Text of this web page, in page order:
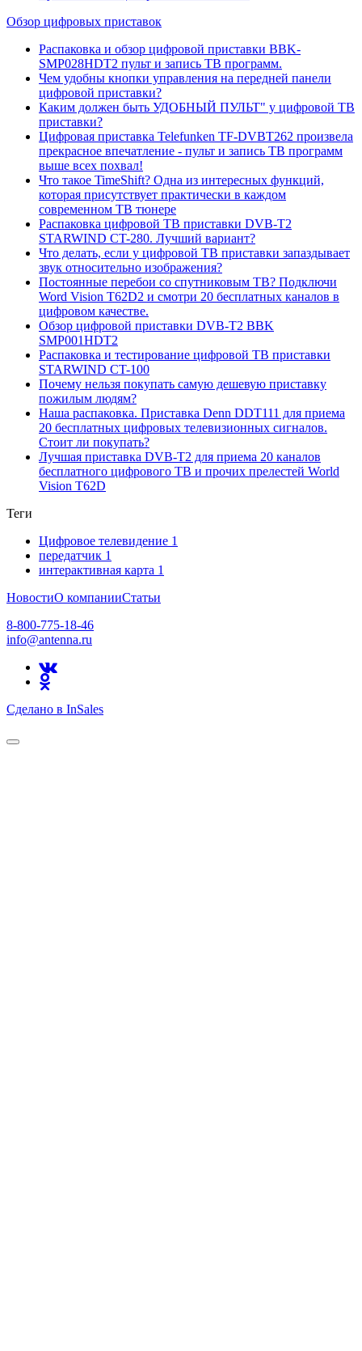
Обзор цифровых приставок
Распаковка и обзор цифровой приставки BBK-
SMP028HDT2 пульт и запись ТВ программ.
Чем удобны кнопки управления на передней панели
цифровой приставки?
Каким должен быть УДОБНЫЙ ПУЛЬТ" у цифровой ТВ
приставки?
Цифровая приставка Telefunken TF-DVBT262 произвела
прекрасное впечатление - пульт и запись ТВ программ
выше всех похвал!
Что такое TimeShift? Одна из интересных функций,
которая присутствует практически в каждом
современном ТВ тюнере
Распаковка цифровой ТВ приставки DVB-T2
STARWIND CT-280. Лучший вариант?
Что делать, если у цифровой ТВ приставки запаздывает
звук относительно изображения?
Постоянные перебои со спутниковым ТВ? Подключи
Word Vision T62D2 и смотри 20 бесплатных каналов в
цифровом качестве.
Обзор цифровой приставки DVB-T2 BBK
SMP001HDT2
Распаковка и тестирование цифровой ТВ приставки
STARWIND CT-100
Почему нельзя покупать самую дешевую приставку
пожилым людям?
Наша распаковка. Приставка Denn DDT111 для приема
20 бесплатных цифровых телевизионных сигналов.
Стоит ли покупать?
Лучшая приставка DVB-T2 для приема 20 каналов
бесплатного цифрового ТВ и прочих прелестей World
Vision T62D
Теги
Цифровое телевидение 1
передатчик 1
интерактивная карта 1
НовостиО компанииСтатьи
8-800-775-18-46
info@antenna.ru
Сделано в InSales